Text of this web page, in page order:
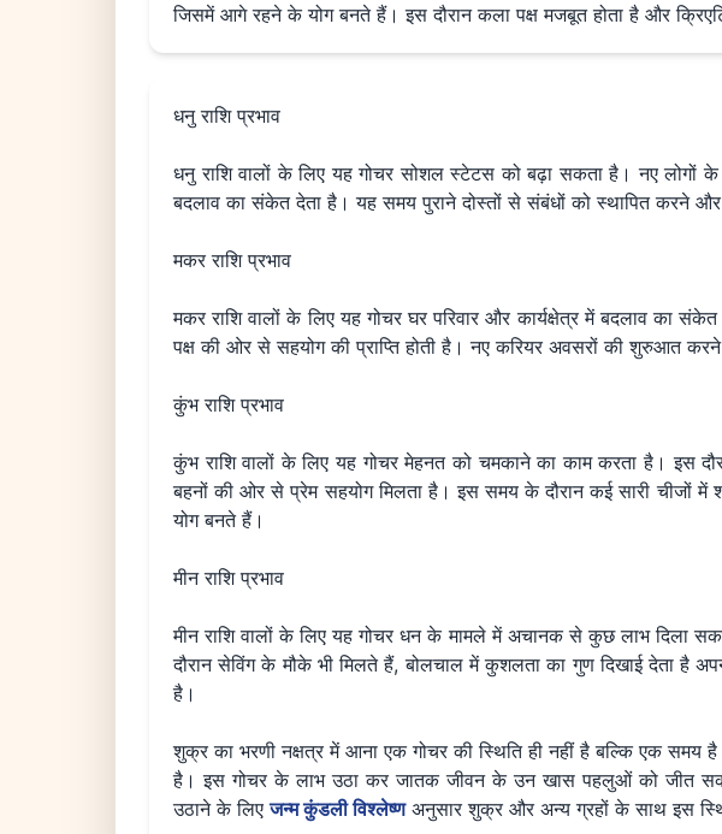
जिसमें आगे रहने के योग बनते हैं। इस दौरान कला पक्ष मजबूत होता है और
धनु राशि प्रभाव
धनु राशि वालों के लिए यह गोचर सोशल स्टेटस को बढ़ा सकता है। नए लोगों
बदलाव का संकेत देता है। यह समय पुराने दोस्तों से संबंधों को स्थापित करने
मकर राशि प्रभाव
मकर राशि वालों के लिए यह गोचर घर परिवार और कार्यक्षेत्र में बदलाव का
पक्ष की ओर से सहयोग की प्राप्ति होती है। नए करियर अवसरों की शुरुआत
कुंभ राशि प्रभाव
कुंभ राशि वालों के लिए यह गोचर मेहनत को चमकाने का काम करता है। इस
बहनों की ओर से प्रेम सहयोग मिलता है। इस समय के दौरान कई सारी चीजों में
योग बनते हैं।
मीन राशि प्रभाव
मीन राशि वालों के लिए यह गोचर धन के मामले में अचानक से कुछ लाभ दिला
दौरान सेविंग के मौके भी मिलते हैं, बोलचाल में कुशलता का गुण दिखाई देता है
है।
शुक्र का भरणी नक्षत्र में आना एक गोचर की स्थिति ही नहीं है बल्कि एक समय
है। इस गोचर के लाभ उठा कर जातक जीवन के उन खास पहलुओं को जीत
उठाने के लिएजन्म कुंडली विश्लेष्णअनुसार शुक्र और अन्य ग्रहों के साथ इस